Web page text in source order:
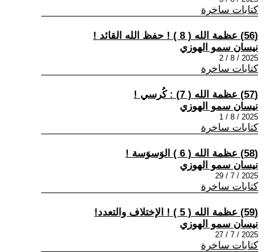
كتابات ساخرة
(56) عظمة الله ( 8 ) ! حفظ الله القائد !
نيسان سمو الهوزي
2025 / 8 / 2
كتابات ساخرة
(57) عظمة الله ( 7) : كُرسي !
نيسان سمو الهوزي
2025 / 8 / 1
كتابات ساخرة
(58) عظمة الله ( 6 ) الوَسوَسة !
نيسان سمو الهوزي
2025 / 7 / 29
كتابات ساخرة
(59) عظمة الله ( 5 ) ! الإختلاف والتعدد!
نيسان سمو الهوزي
2025 / 7 / 27
كتابات ساخرة